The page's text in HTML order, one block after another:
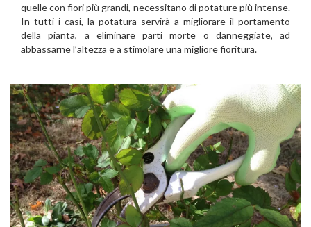
quelle con fiori più grandi, necessitano di potature più intense.
In tutti i casi, la potatura servirà a migliorare il portamento
della pianta, a eliminare parti morte o danneggiate, ad
abbassarne l’altezza e a stimolare una migliore fioritura.